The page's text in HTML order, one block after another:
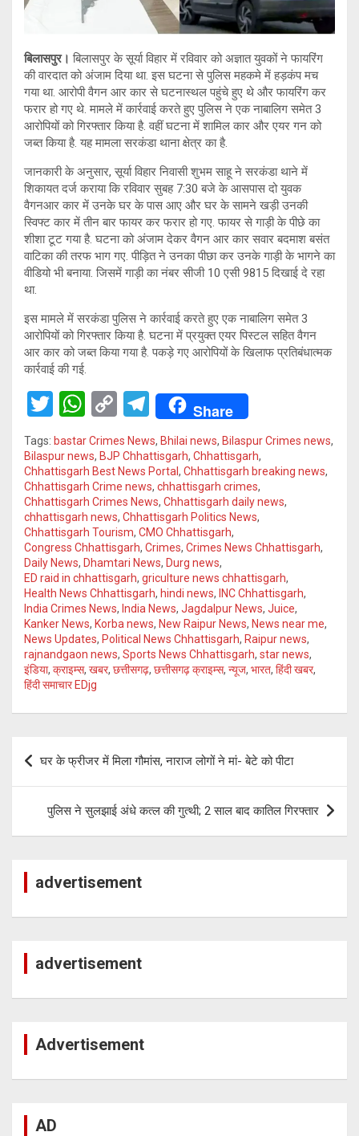
बिलासपुर। बिलासपुर के सूर्या विहार में रविवार को अज्ञात युवकों ने फायरिंग
की वारदात को अंजाम दिया था. इस घटना से पुलिस महकमे में हड़कंप मच
गया था. आरोपी वैगन आर कार से घटनास्थल पहुंचे हुए थे और फायरिंग कर
फरार हो गए थे. मामले में कार्रवाई करते हुए पुलिस ने एक नाबालिग समेत 3
आरोपियों को गिरफ्तार किया है. वहीं घटना में शामिल कार और एयर गन को
जब्त किया है. यह मामला सरकंडा थाना क्षेत्र का है.
जानकारी के अनुसार, सूर्या विहार निवासी शुभम साहू ने सरकंडा थाने में
शिकायत दर्ज कराया कि रविवार सुबह 7:30 बजे के आसपास दो युवक
वैगनआर कार में उनके घर के पास आए और घर के सामने खड़ी उनकी
स्विफ्ट कार में तीन बार फायर कर फरार हो गए. फायर से गाड़ी के पीछे का
शीशा टूट गया है. घटना को अंजाम देकर वैगन आर कार सवार बदमाश बसंत
वाटिका की तरफ भाग गए. पीड़ित ने उनका पीछा कर उनके गाड़ी के भागने का
वीडियो भी बनाया. जिसमें गाड़ी का नंबर सीजी 10 एसी 9815 दिखाई दे रहा
था.
इस मामले में सरकंडा पुलिस ने कार्रवाई करते हुए एक नाबालिग समेत 3
आरोपियों को गिरफ्तार किया है. घटना में प्रयुक्त एयर पिस्टल सहित वैगन
आर कार को जब्त किया गया है. पकड़े गए आरोपियों के खिलाफ प्रतिबंधात्मक
कार्रवाई की गई.
T
wi
tt
er
W
h
at
s
A
p
p
C
o
py
Li
n
k
T
el
e
gr
a
m
Share
Tags: bastar Crimes News, Bhilai news, Bilaspur Crimes news,
Bilaspur news, BJP Chhattisgarh, Chhattisgarh,
Chhattisgarh Best News Portal , Chhattisgarh breaking news,
Chhattisgarh Crime news, chhattisgarh crimes,
Chhattisgarh Crimes News, Chhattisgarh daily news,
chhattisgarh news, Chhattisgarh Politics News,
Chhattisgarh Tourism, CMO Chhattisgarh,
Congress Chhattisgarh, Crimes, Crimes News Chhattisgarh,
Daily News, Dhamtari News, Durg news,
ED raid in chhattisgarh, griculture news chhattisgarh,
Health News Chhattisgarh, hindi news, INC Chhattisgarh,
India Crimes News, India News, Jagdalpur News, Juice,
Kanker News, Korba news, New Raipur News, News near me,
News Updates, Political News Chhattisgarh, Raipur news,
rajnandgaon news, Sports News Chhattisgarh, star news,
इंडिया, क्राइम्स, खबर, छत्तीसगढ़, छत्तीसगढ़ क्राइम्स, न्यूज, भारत, हिंदी खबर,
हिंदी समाचार EDjg
Post
navigation
घर के फ्रीजर में मिला गौमांस, नाराज लोगों ने मां- बेटे को पीटा
पुलिस ने सुलझाई अंधे कत्ल की गुत्थी; 2 साल बाद कातिल गिरफ्तार
advertisement
advertisement
Advertisement
AD